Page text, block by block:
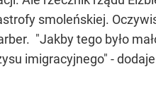
smoleńskiej.
"Jakby tego było
imigracyjnego" -